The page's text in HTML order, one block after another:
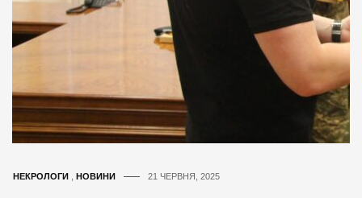
НЕКРОЛОГИ НОВИНИ 21 ЧЕРВНЯ, 2025